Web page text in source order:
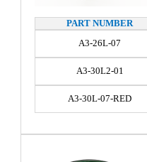
PART NUMBER
A3-26L-07
A3-30L2-01
A3-30L-07-RED